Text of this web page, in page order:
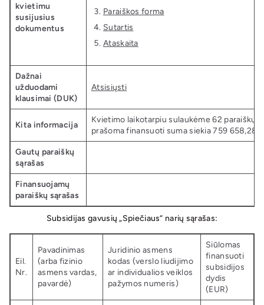
kvietimu
susijusius
dokumentus
Paraiškos forma
Sutartis
Ataskaita
Dažnai
užduodami
klausimai (DUK)
Atsisiųsti
Kita informacija
Kvietimo laikotarpiu sulaukėme 62 paraiškų,
prašoma finansuoti suma siekia 759 658,28
Gautų paraiškų
sąrašas
Finansuojamų
paraiškų sąrašas
Subsidijas gavusių „Spiečiaus“ narių sąrašas:
Eil.
Nr.
Pavadinimas
(arba fizinio
asmens vardas,
pavardė)
Juridinio asmens
kodas (verslo liudijimo
ar individualios veiklos
pažymos numeris)
Siūlomas
finansuoti
subsidijos
dydis
(EUR)